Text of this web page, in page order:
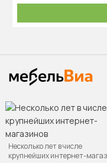
Несколько лет в числе
крупнейших интернет-